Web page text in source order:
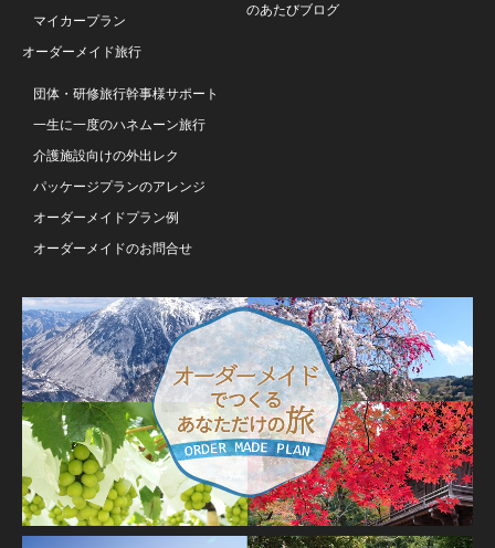
マイカープラン
オーダーメイド旅行
団体・研修旅行幹事様サポート
一生に一度のハネムーン旅行
介護施設向けの外出レク
パッケージプランのアレンジ
オーダーメイドプラン例
オーダーメイドのお問合せ
のあたびブログ